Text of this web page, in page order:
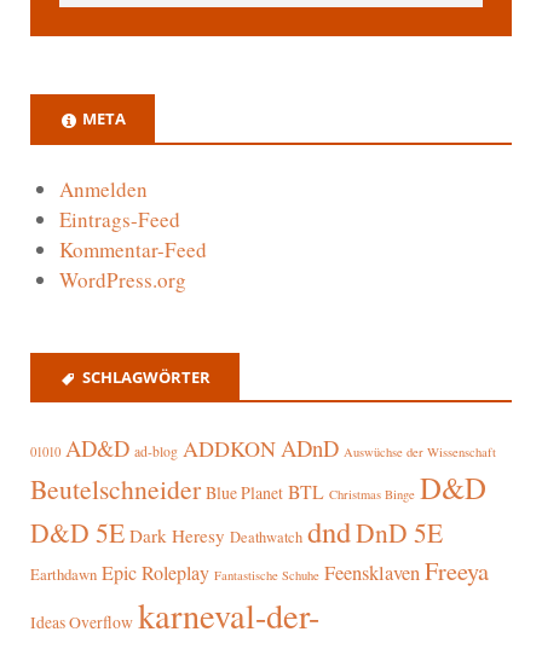
META
Anmelden
Eintrags-Feed
Kommentar-Feed
WordPress.org
SCHLAGWÖRTER
01010 AD&D ad-blog ADDKONADnD Auswüchse der Wissenschaft
Beutelschneider Blue Planet BTL Christmas Binge D&D
D&D 5E Dark Heresy Deathwatch dndDnD 5E
Earthdawn Epic Roleplay Fantastische Schuhe FeensklavenFreeya
Ideas Overflow karneval-der-